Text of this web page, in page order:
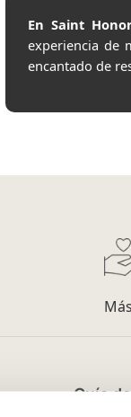
En Saint
experiencia de
encantado de
Guía